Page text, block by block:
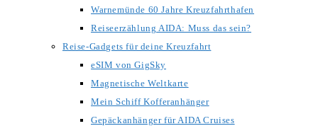
Warnemünde 60 Jahre Kreuzfahrthafen
Reiseerzählung AIDA: Muss das sein?
Reise-Gadgets für deine Kreuzfahrt
eSIM von GigSky
Magnetische Weltkarte
Mein Schiff Kofferanhänger
Gepäckanhänger für AIDA Cruises